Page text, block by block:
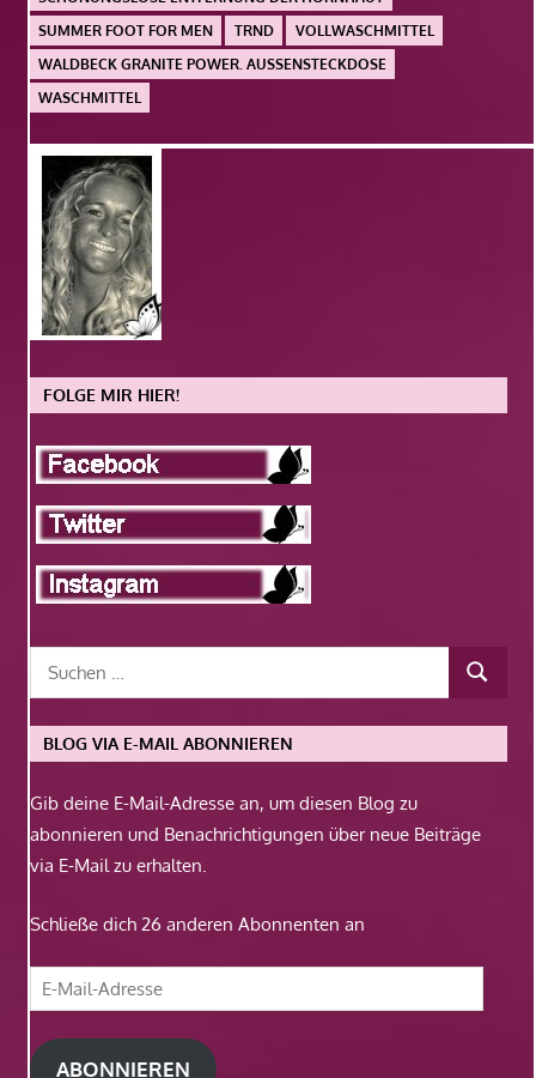
SUMMER FOOT FOR MEN
TRND
VOLLWASCHMITTEL
WALDBECK GRANITE POWER. AUSSENSTECKDOSE
WASCHMITTEL
FOLGE MIR HIER!
BLOG VIA E-MAIL ABONNIEREN
Gib deine E-Mail-Adresse an, um diesen Blog zu
abonnieren und Benachrichtigungen über neue Beiträge
via E-Mail zu erhalten.
Schließe dich 26 anderen Abonnenten an
E-
Mail-
Adresse
ABONNIEREN